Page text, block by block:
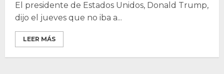
El presidente de Estados Unidos, Donald Trump,
dijo el jueves que no iba a...
LEER MÁS